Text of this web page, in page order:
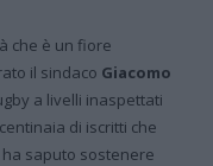
che è un fiore
il sindaco Giacomo
a livelli inaspettati
di iscritti che
ha saputo sostenere